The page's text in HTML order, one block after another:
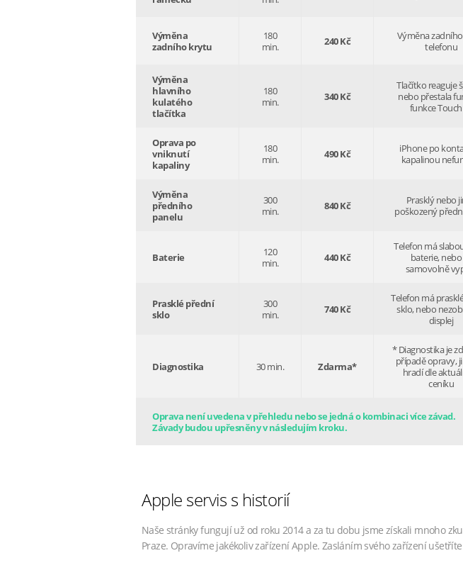
Výměna
zadního krytu
180
min.
240 Kč
Výměna
telefonu
Výměna
hlavního
kulatého
tlačítka
180
min.
340 Kč
Tlačítko reaguje
nebo přestala
funkce
Oprava po
vniknutí
kapaliny
180
min.
490 Kč
iPhone po
kapalinou
Výměna
předního
panelu
300
min.
840 Kč
Prasklý nebo
poškozený
Baterie
120
min.
440 Kč
Telefon má
baterie, nebo
samovolně
Prasklé přední
sklo
300
min.
740 Kč
Telefon má
sklo, nebo
displej
Diagnostika 30 min. Zdarma*
* Diagnostika je
případě opravy,
hradí dle
ceníku
Oprava není uvedena v přehledu nebo se jedná o kombinaci více závad.
Závady budou upřesněny v následujím kroku.
Apple servis s historií
Naše stránky fungují už od roku 2014 a za tu dobu jsme získali mnoho
Praze. Opravíme jakékoliv zařízení Apple. Zasláním svého zařízení